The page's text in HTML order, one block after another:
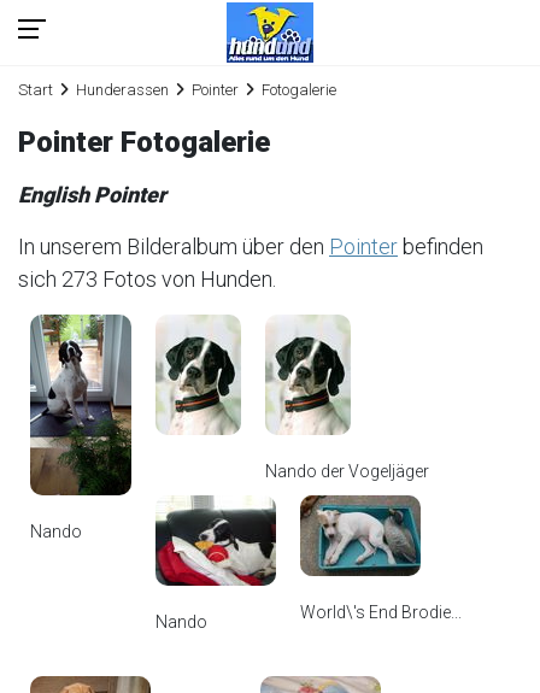
Start Hunderassen Pointer Fotogalerie
Pointer Fotogalerie
English Pointer
In unserem Bilderalbum über den Pointer befinden
sich 273 Fotos von Hunden.
Nando
Nando der Vogeljäger
Nando World\'s End Brodie...